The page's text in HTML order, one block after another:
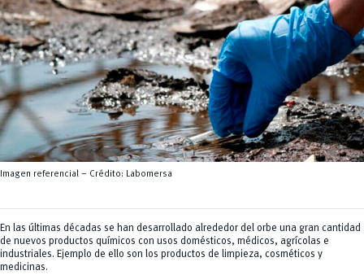
CEISH
Propiedad intelectual
Imagen referencial – Crédito: Labomersa
En las últimas décadas se han desarrollado alrededor del orbe una gran cantidad
de nuevos productos químicos con usos domésticos, médicos, agrícolas e
industriales. Ejemplo de ello son los productos de limpieza, cosméticos y
medicinas.